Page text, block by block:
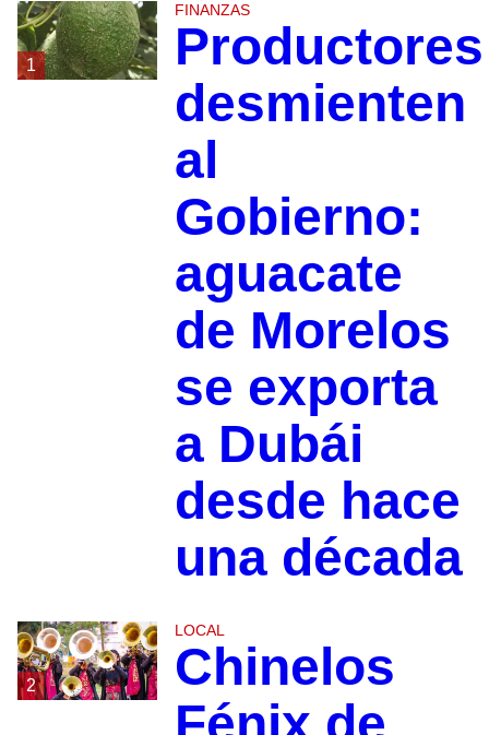
1
FINANZAS
Productores
desmienten
al
Gobierno:
aguacate
de Morelos
se exporta
a Dubái
desde hace
una década
2
LOCAL
Chinelos